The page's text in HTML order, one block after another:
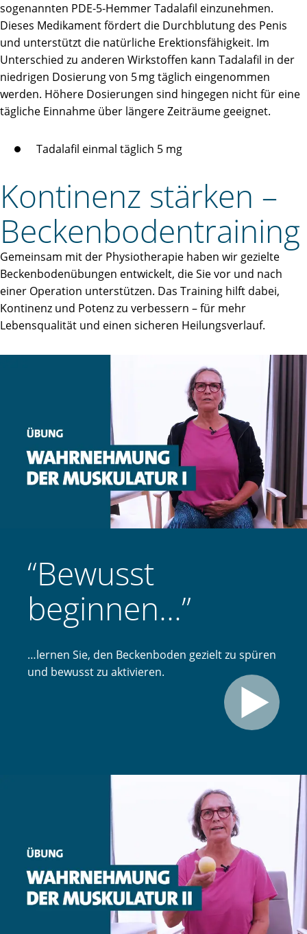
sogenannten PDE-5-Hemmer Tadalafil einzunehmen.
Dieses Medikament fördert die Durchblutung des Penis
und unterstützt die natürliche Erektionsfähigkeit. Im
Unterschied zu anderen Wirkstoffen kann Tadalafil in der
niedrigen Dosierung von 5 mg täglich eingenommen
werden. Höhere Dosierungen sind hingegen nicht für eine
tägliche Einnahme über längere Zeiträume geeignet.
Tadalafil einmal täglich 5 mg
Kontinenz stärken –
Beckenbodentraining
Gemeinsam mit der Physiotherapie haben wir gezielte
Beckenbodenübungen entwickelt, die Sie vor und nach
einer Operation unterstützen. Das Training hilft dabei,
Kontinenz und Potenz zu verbessern – für mehr
Lebensqualität und einen sicheren Heilungsverlauf.
“Bewusst
beginnen…”
…lernen Sie, den Beckenboden gezielt zu spüren
und bewusst zu aktivieren.